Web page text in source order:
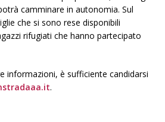
camminare in autonomia. Sul
che si sono rese disponibili
rifugiati che hanno partecipato
informazioni, è sufficiente candidarsi
.